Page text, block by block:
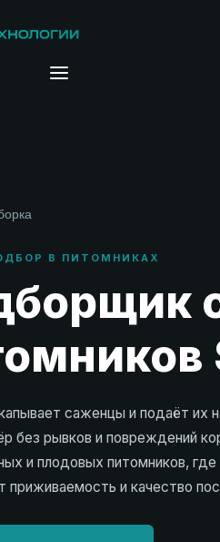
В ПИТОМНИКАХ
саженцы и подаёт их
без рывков и повреждений
и плодовых питомников,
приживаемость и качество